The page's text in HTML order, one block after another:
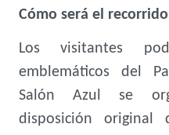
Cómo será el recorrido
Los visitantes
emblemáticos del
Salón Azul se
disposición